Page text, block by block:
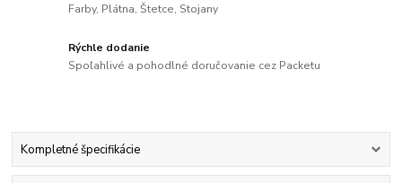
Farby, Plátna, Štetce, Stojany
Rýchle dodanie
Spoľahlivé a pohodlné doručovanie cez Packetu
Kompletné špecifikácie